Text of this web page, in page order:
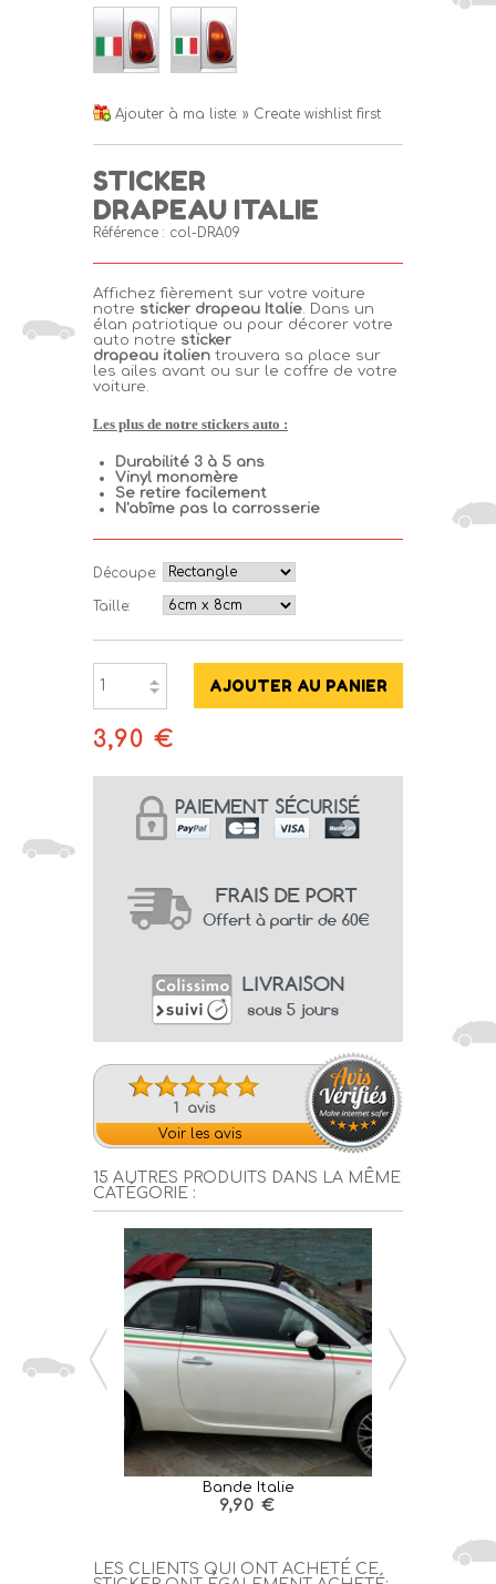
Ajouter à ma liste: » Create wishlist first
STICKER
DRAPEAU ITALIE
Référence : col-DRA09
Affichez fièrement sur votre voiture
notre sticker drapeau Italie. Dans un
élan patriotique ou pour décorer votre
auto notre sticker
drapeau italien trouvera sa place sur
les ailes avant ou sur le coffre de votre
voiture.
Les plus de notre stickers auto :
Durabilité 3 à 5 ans
Vinyl monomère
Se retire facilement
N'abîme pas la carrosserie
Découpe:
Taille:
3,90 €
1 avis
Voir les avis
15 AUTRES PRODUITS DANS LA MÊME
CATÉGORIE :
Bande Italie
9,90 €
LES CLIENTS QUI ONT ACHETÉ CE